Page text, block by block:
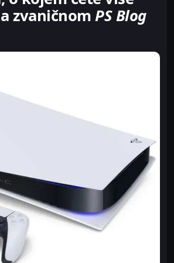
zvaničnomPS Blog